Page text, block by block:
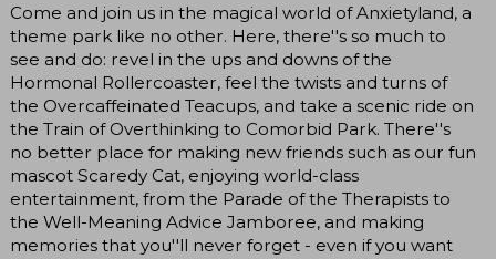
Come and join us in the magical world of Anxietyland, a
theme park like no other. Here, there''s so much to
see and do: revel in the ups and downs of the
Hormonal Rollercoaster, feel the twists and turns of
the Overcaffeinated Teacups, and take a scenic ride on
the Train of Overthinking to Comorbid Park. There''s
no better place for making new friends such as our fun
mascot Scaredy Cat, enjoying world-class
entertainment, from the Parade of the Therapists to
the Well-Meaning Advice Jamboree, and making
memories that you''ll never forget - even if you want